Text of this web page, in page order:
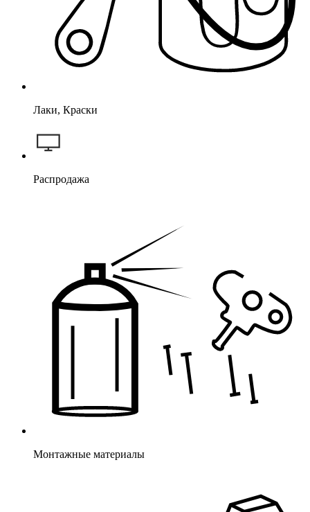
Лаки, Краски
Распродажа
Монтажные материалы